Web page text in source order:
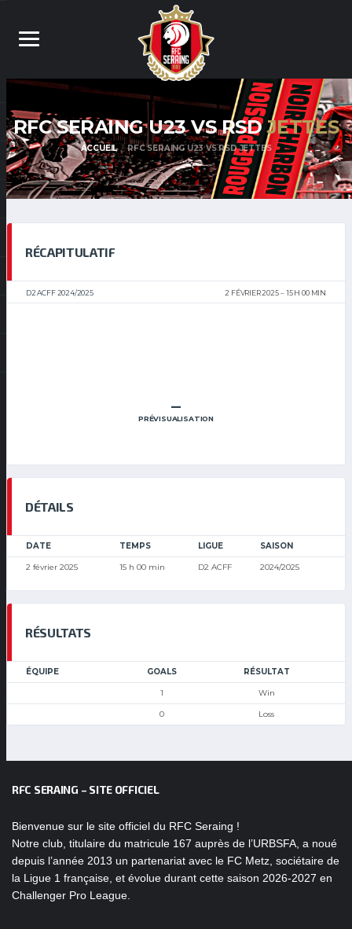
RFC SERAING U23 VS RSDJETTES
ACCUEIL RFC SERAING U23 VS RSD JETTES
RÉCAPITULATIF
D2 ACFF 2024/2025 2 FÉVRIER 2025 15 H 00 MIN
–
PRÉVISUALISATION
DÉTAILS
DATE TEMPS LIGUE SAISON
2 février 2025 15 h 00 min D2 ACFF 2024/2025
RÉSULTATS
ÉQUIPE GOALS RÉSULTAT
1 Win
0 Loss
RFC SERAING – SITE OFFICIEL
Bienvenue sur le site officiel du RFC Seraing !
Notre club, titulaire du matricule 167 auprès de l’URBSFA, a noué
depuis l’année 2013 un partenariat avec le FC Metz, sociétaire de
la Ligue 1 française, et évolue durant cette saison 2026-2027 en
Challenger Pro League.